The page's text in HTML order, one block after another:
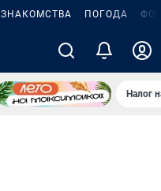
ЗНАКОМСТВА ПОГОДА
Налог